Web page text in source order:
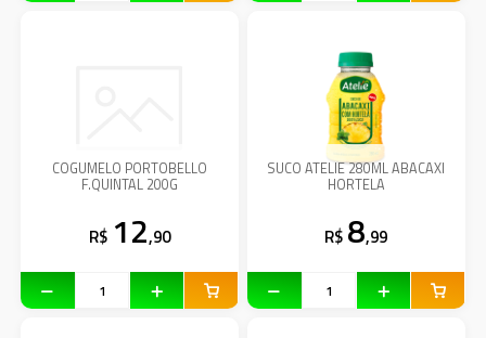
COGUMELO PORTOBELLO
F.QUINTAL 200G
R$ 12,90
SUCO ATELIE 280ML ABACAXI
HORTELA
R$ 8,99